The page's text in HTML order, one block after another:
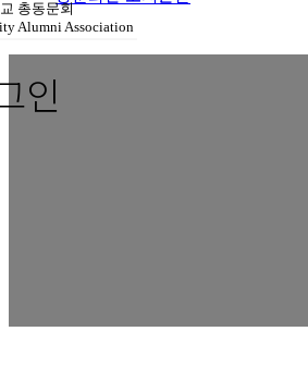
총동문회
Alumni Association
인